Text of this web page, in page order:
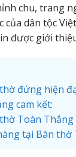
chu, trang
dân tộc
được giới
đứng hiện
cam kết:
Toàn Thắng
tại Bàn